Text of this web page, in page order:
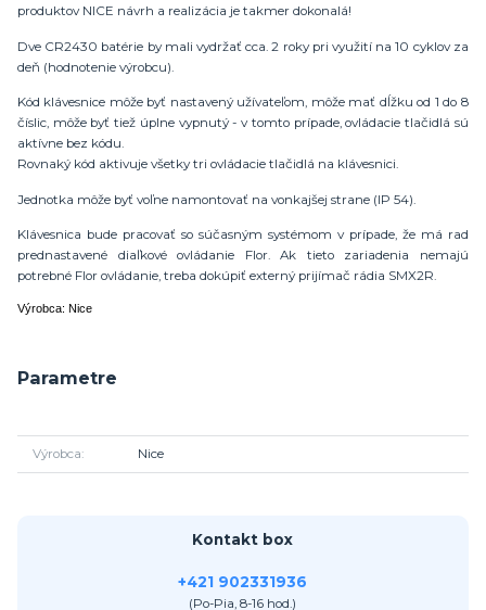
produktov NICE návrh a realizácia je takmer dokonalá!
Dve CR2430 batérie by mali vydržať cca. 2 roky pri využití na 10 cyklov za
deň (hodnotenie výrobcu).
Kód klávesnice môže byť nastavený užívateľom, môže mať dĺžku od 1 do 8
číslic, môže byť tiež úplne vypnutý - v tomto prípade, ovládacie tlačidlá sú
aktívne bez kódu.
Rovnaký kód aktivuje všetky tri ovládacie tlačidlá na klávesnici.
Jednotka môže byť voľne namontovať na vonkajšej strane (IP 54).
Klávesnica bude pracovať so súčasným systémom v prípade, že má rad
prednastavené diaľkové ovládanie Flor. Ak tieto zariadenia nemajú
potrebné Flor ovládanie, treba dokúpiť externý prijímač rádia SMX2R.
Výrobca: Nice
Parametre
Výrobca Nice
Kontakt box
+421 902331936
(Po-Pia, 8-16 hod.)